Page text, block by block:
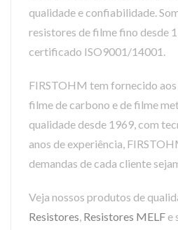
qualidade e confiabilidade.
resistores de filme fino desde
certificado ISO9001/14001.
FIRSTOHM tem fornecido
filme de carbono e de filme
qualidade desde 1969, com
anos de experiência,
demandas de cada cliente
Veja nossos produtos de
Resistores Resistores MELF e